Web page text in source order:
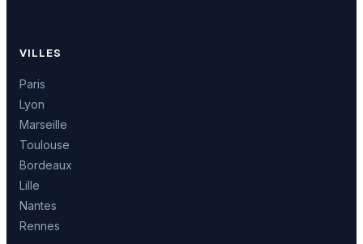
VILLES
Paris
Lyon
Marseille
Toulouse
Bordeaux
Lille
Nantes
Rennes